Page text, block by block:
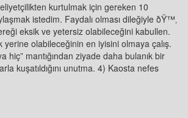
kurtulmak için gereken 10
istedim. Faydalı olması dileğiyle ðŸ™‚
eksik ve yetersiz olabileceğini kabullen.
olabileceğinin en iyisini olmaya çalış.
hiç” mantığından ziyade daha bulanık bir
kuşatıldığını unutma. 4) Kaosta nefes